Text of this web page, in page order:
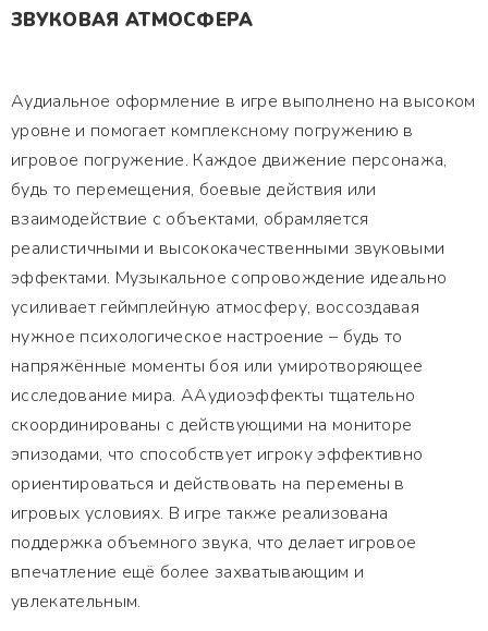
ЗВУКОВАЯ АТМОСФЕРА
Аудиальное оформление в игре выполнено на высоком
уровне и помогает комплексному погружению в
игровое погружение. Каждое движение персонажа,
будь то перемещения, боевые действия или
взаимодействие с объектами, обрамляется
реалистичными и высококачественными звуковыми
эффектами. Музыкальное сопровождение идеально
усиливает геймплейную атмосферу, воссоздавая
нужное психологическое настроение – будь то
напряжённые моменты боя или умиротворяющее
исследование мира. ААудиоэффекты тщательно
скоординированы с действующими на мониторе
эпизодами, что способствует игроку эффективно
ориентироваться и действовать на перемены в
игровых условиях. В игре также реализована
поддержка объемного звука, что делает игровое
впечатление ещё более захватывающим и
увлекательным.